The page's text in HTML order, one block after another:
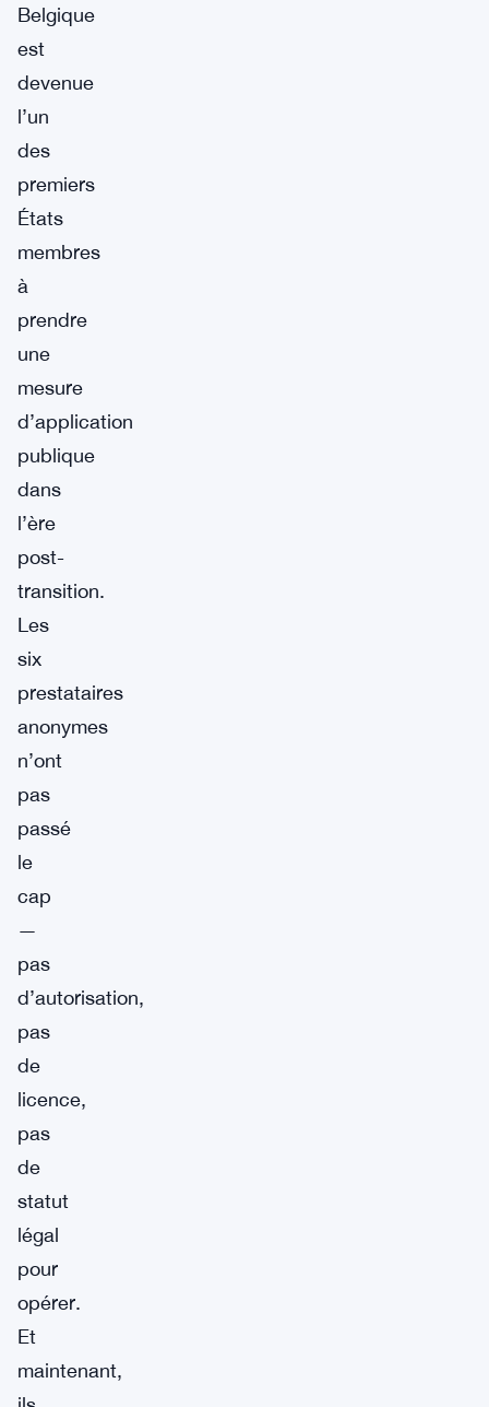
Belgique
est
devenue
l’un
des
premiers
États
membres
à
prendre
une
mesure
d’application
publique
dans
l’ère
post-
transition.
Les
six
prestataires
anonymes
n’ont
pas
passé
le
cap
—
pas
d’autorisation,
pas
de
licence,
pas
de
statut
légal
pour
opérer.
Et
maintenant,